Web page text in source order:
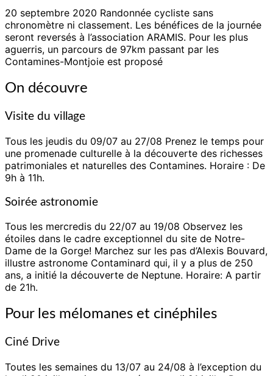
20 septembre 2020 Randonnée cycliste sans
chronomètre ni classement. Les bénéfices de la journée
seront reversés à l’association ARAMIS. Pour les plus
aguerris, un parcours de 97km passant par les
Contamines-Montjoie est proposé
On découvre
Visite du village
Tous les jeudis du 09/07 au 27/08 Prenez le temps pour
une promenade culturelle à la découverte des richesses
patrimoniales et naturelles des Contamines. Horaire : De
9h à 11h.
Soirée astronomie
Tous les mercredis du 22/07 au 19/08 Observez les
étoiles dans le cadre exceptionnel du site de Notre-
Dame de la Gorge! Marchez sur les pas d’Alexis Bouvard,
illustre astronome Contaminard qui, il y a plus de 250
ans, a initié la découverte de Neptune. Horaire: A partir
de 21h.
Pour les mélomanes et cinéphiles
Ciné Drive
Toutes les semaines du 13/07 au 24/08 à l’exception du